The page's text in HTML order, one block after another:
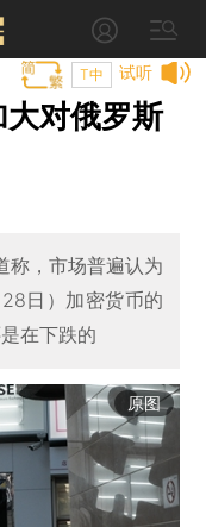
试听
T中
大对俄罗斯
称，市场普遍认为
日）加密货币的
在下跌的
原图